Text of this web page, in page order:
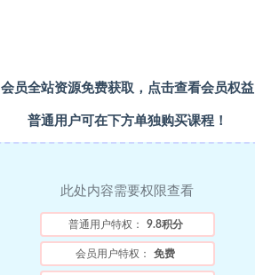
会员全站资源免费获取，点击查看会员权益
普通用户可在下方单独购买课程！
此处内容需要权限查看
普通用户特权： 9.8积分
会员用户特权： 免费